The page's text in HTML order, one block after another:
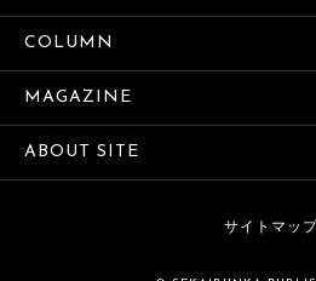
COLUMN
MAGAZINE
ABOUT SITE
サイトマップ